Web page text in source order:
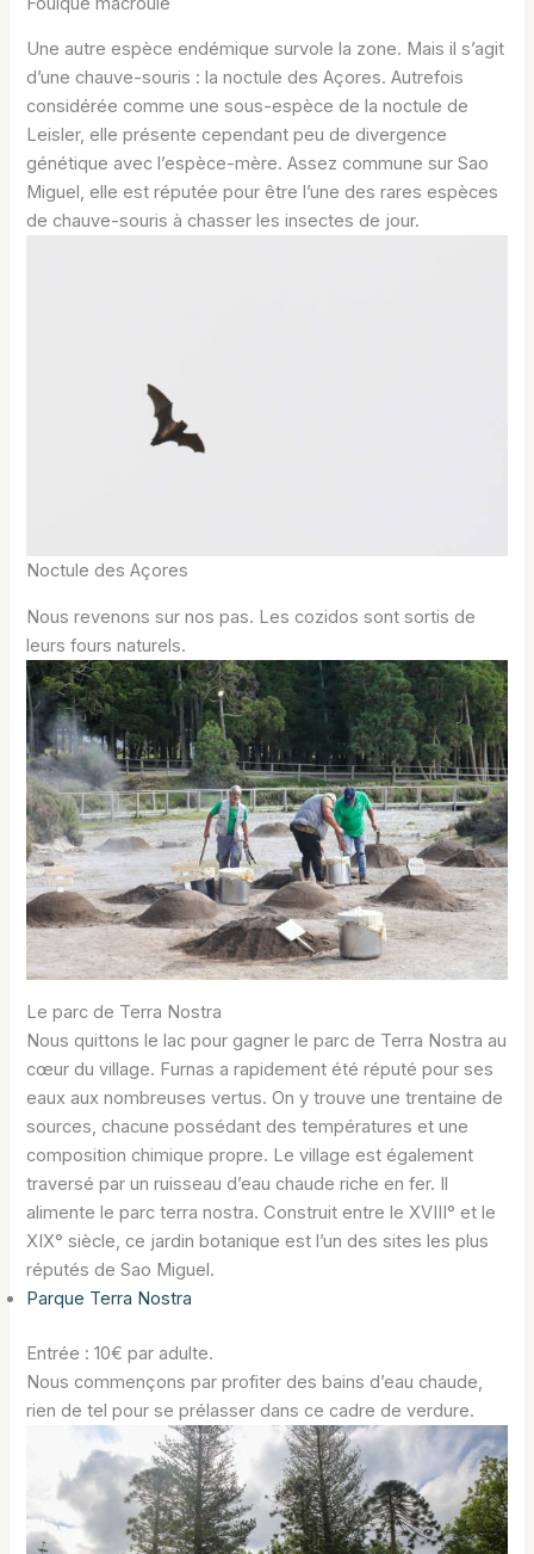
Une autre espèce endémique survole la zone. Mais il s’agit
d’une chauve-souris : la noctule des Açores. Autrefois
considérée comme une sous-espèce de la noctule de
Leisler, elle présente cependant peu de divergence
génétique avec l’espèce-mère. Assez commune sur Sao
Miguel, elle est réputée pour être l’une des rares espèces
de chauve-souris à chasser les insectes de jour.
Noctule des Açores
Nous revenons sur nos pas. Les cozidos sont sortis de
leurs fours naturels.
Le parc de Terra Nostra
Nous quittons le lac pour gagner le parc de Terra Nostra au
cœur du village. Furnas a rapidement été réputé pour ses
eaux aux nombreuses vertus. On y trouve une trentaine de
sources, chacune possédant des températures et une
composition chimique propre. Le village est également
traversé par un ruisseau d’eau chaude riche en fer. Il
alimente le parc terra nostra. Construit entre le XVIII° et le
XIX° siècle, ce jardin botanique est l’un des sites les plus
réputés de Sao Miguel.
Parque Terra Nostra
Entrée : 10€ par adulte.
Nous commençons par profiter des bains d’eau chaude,
rien de tel pour se prélasser dans ce cadre de verdure.